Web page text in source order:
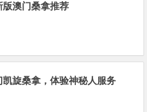
版澳门桑拿推荐
凯旋桑拿，体验神秘人服务